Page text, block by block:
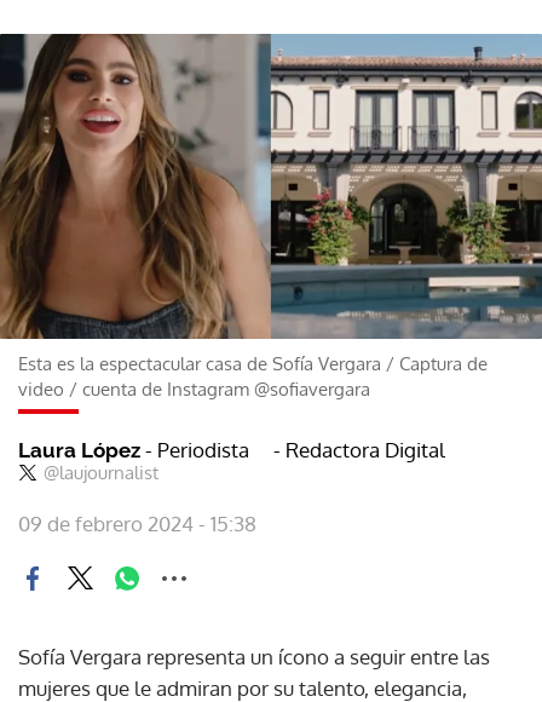
Esta es la espectacular casa de Sofía Vergara / Captura de
video / cuenta de Instagram @sofiavergara
Laura López - Periodista
@laujournalist
- Redactora Digital
09 de febrero 2024 - 15:38
Sofía Vergara representa un ícono a seguir entre las
mujeres que le admiran por su talento, elegancia,